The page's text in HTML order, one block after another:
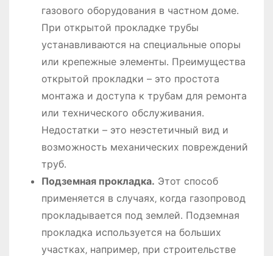
газового оборудования в частном доме․
При открытой прокладке трубы
устанавливаются на специальные опоры
или крепежные элементы․ Преимущества
открытой прокладки – это простота
монтажа и доступа к трубам для ремонта
или технического обслуживания․
Недостатки – это неэстетичный вид и
возможность механических повреждений
труб․
Подземная прокладка․ Этот способ
применяется в случаях‚ когда газопровод
прокладывается под землей․ Подземная
прокладка используется на больших
участках‚ например‚ при строительстве